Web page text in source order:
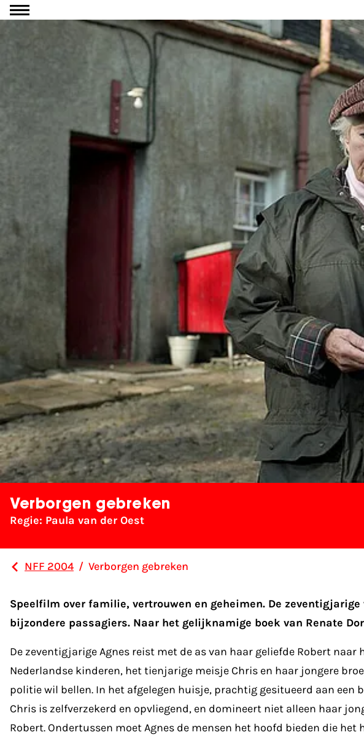
Ga naar inhoud
Verborgen gebreken
Regie: Paula van der Oest
NFF 2004 / Verborgen gebreken
Speelfilm over familie, vertrouwen en geheimen. De
bijzondere passagiers. Naar het gelijknamige boek van Renate
De zeventigjarige Agnes reist met de as van haar geliefde Robert
Nederlandse kinderen, het tienjarige meisje Chris en haar jongere
politie wil bellen. In het afgelegen huisje, prachtig gesitueerd aan
Chris is zelfverzekerd en opvliegend, en domineert niet alleen haar
Robert. Ondertussen moet Agnes de mensen het hoofd bieden die